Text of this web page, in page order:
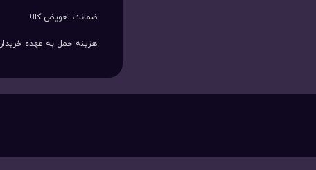
ضمانت تعویض کالا
هزینه حمل به عهده خریدار